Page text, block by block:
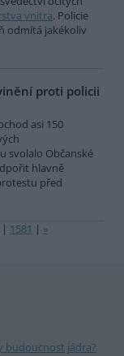
vnitra. Policie
odmítá jakékoliv
proti policii
asi 150
svolalo Občanské
hlavně
před
| 1581 | »
budoucnost jádra?